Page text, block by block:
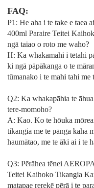
FAQ:
P1: He aha i te take e taea
400ml Paraire Teitei
ngā taiao o roto me waho?
H: Ka whakamahi i tētahi
ki ngā pāpākanga o te
tūmanako i te mahi tahi me
Q2: Ka whakapāhia te
tere-momoho?
A: Kao. Ko te hōuka
tikangia me te pānga kaha
haumātao, me te āki ai i te
Q3: Pērāhea tēnei
Teitei Kaihoko Tikangia
matapae rerekē pērā i te